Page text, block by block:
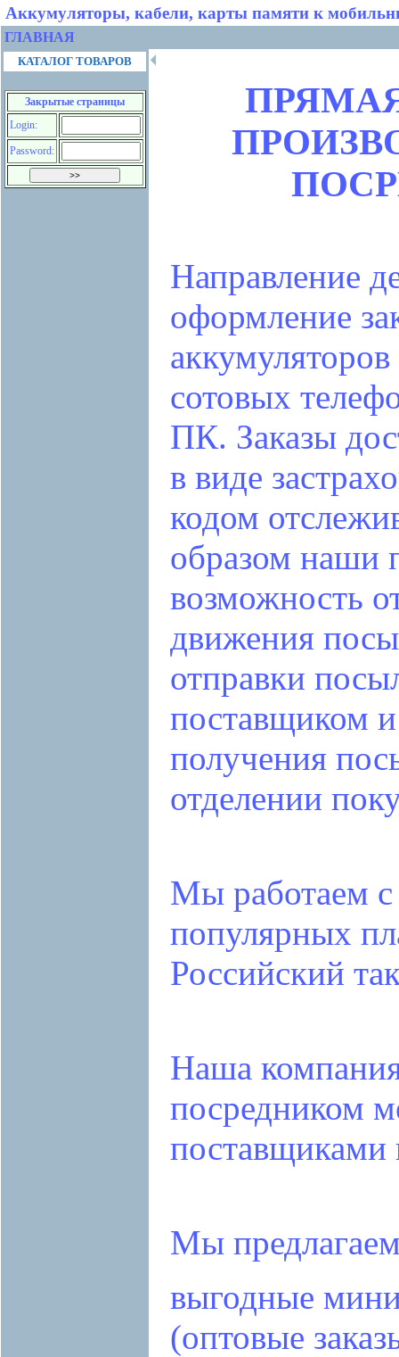
Аккумуляторы, кабели, карты памяти к
ГЛАВНАЯ
КАТАЛОГ ТОВАРОВ
Закрытые страницы
Login:
Password:
🞀
Направление
оформление
сотовых
ПК. Заказы
в виде
кодом
образом наши
возможность
движения
отправки
поставщиком
получения
отделении
Мы работаем
популярных
Российский
Наша
посредником
поставщиками
Мы
выгодные
(оптовые